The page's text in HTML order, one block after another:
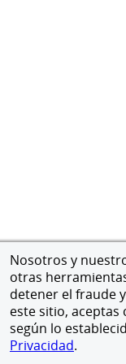
Nosotros y
otras
detener el fraude
este sitio,
según lo
Privacidad.